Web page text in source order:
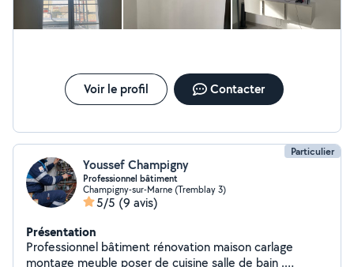
Voir le profil Contacter
Particulier
Youssef Champigny
Professionnel bâtiment
Champigny-sur-Marne (Tremblay 3)
5/5 (9 avis)
Présentation
Professionnel bâtiment rénovation maison carlage
montage meuble poser de cuisine salle de bain .